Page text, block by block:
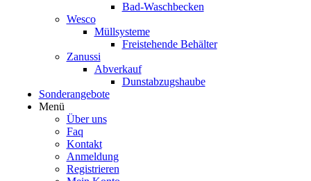
Bad-Waschbecken
Wesco
Müllsysteme
Freistehende Behälter
Zanussi
Abverkauf
Dunstabzugshaube
Sonderangebote
Menü
Über uns
Faq
Kontakt
Anmeldung
Registrieren